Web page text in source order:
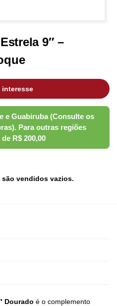
9″ –
interesse
vendidos vazios.
Dourado é o complemento